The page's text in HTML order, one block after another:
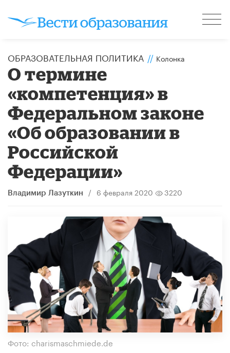
ОБРАЗОВАТЕЛЬНАЯ ПОЛИТИКА // Колонка
О термине
«компетенция» в
Федеральном законе
«Об образовании в
Российской
Федерации»
Владимир Лазуткин / 6 февраля 2020 3220
Фото: charismaschmiede.de